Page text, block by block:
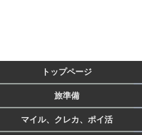
トップページ
旅準備
マイル、クレカ、ポイ活